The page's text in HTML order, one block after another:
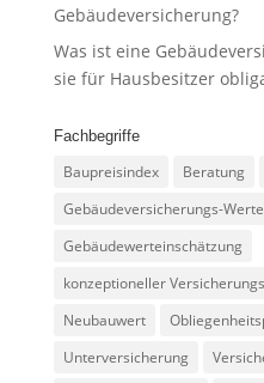
Gebäudeversicherung?
Was ist eine
sie für Hausbesitzer
Fachbegriffe
Baupreisindex Beratung
Gebäudeversicherungs-
Gebäudewerteinschätzung
konzeptioneller
Neubauwert
Unterversicherung